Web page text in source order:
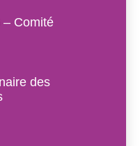
– Comité
des